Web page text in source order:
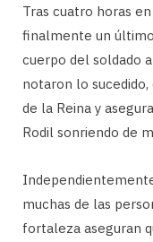
Tras cuatro horas
finalmente un
cuerpo del soldado
notaron lo
de la Reina y
Rodil sonriendo de
muchas de las
fortaleza aseguran